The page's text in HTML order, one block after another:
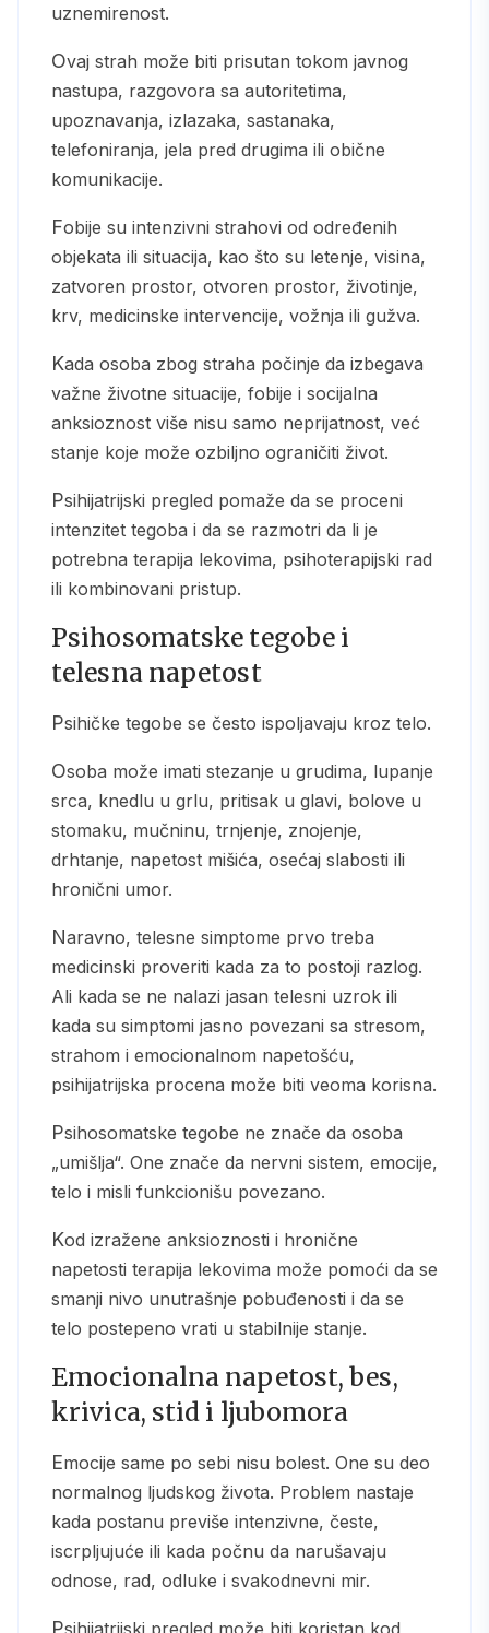
uznemirenost.
Ovaj strah može biti prisutan tokom javnog
nastupa, razgovora sa autoritetima,
upoznavanja, izlazaka, sastanaka,
telefoniranja, jela pred drugima ili obične
komunikacije.
Fobije su intenzivni strahovi od određenih
objekata ili situacija, kao što su letenje, visina,
zatvoren prostor, otvoren prostor, životinje,
krv, medicinske intervencije, vožnja ili gužva.
Kada osoba zbog straha počinje da izbegava
važne životne situacije, fobije i socijalna
anksioznost više nisu samo neprijatnost, već
stanje koje može ozbiljno ograničiti život.
Psihijatrijski pregled pomaže da se proceni
intenzitet tegoba i da se razmotri da li je
potrebna terapija lekovima, psihoterapijski rad
ili kombinovani pristup.
Psihosomatske tegobe i
telesna napetost
Psihičke tegobe se često ispoljavaju kroz telo.
Osoba može imati stezanje u grudima, lupanje
srca, knedlu u grlu, pritisak u glavi, bolove u
stomaku, mučninu, trnjenje, znojenje,
drhtanje, napetost mišića, osećaj slabosti ili
hronični umor.
Naravno, telesne simptome prvo treba
medicinski proveriti kada za to postoji razlog.
Ali kada se ne nalazi jasan telesni uzrok ili
kada su simptomi jasno povezani sa stresom,
strahom i emocionalnom napetošću,
psihijatrijska procena može biti veoma korisna.
Psihosomatske tegobe ne znače da osoba
„umišlja“. One znače da nervni sistem, emocije,
telo i misli funkcionišu povezano.
Kod izražene anksioznosti i hronične
napetosti terapija lekovima može pomoći da se
smanji nivo unutrašnje pobuđenosti i da se
telo postepeno vrati u stabilnije stanje.
Emocionalna napetost, bes,
krivica, stid i ljubomora
Emocije same po sebi nisu bolest. One su deo
normalnog ljudskog života. Problem nastaje
kada postanu previše intenzivne, česte,
iscrpljujuće ili kada počnu da narušavaju
odnose, rad, odluke i svakodnevni mir.
Psihijatrijski pregled može biti koristan kod